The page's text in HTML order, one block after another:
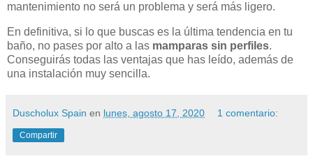
mantenimiento no será un problema y será más ligero.
En definitiva, si lo que buscas es la última tendencia en tu
baño, no pases por alto a las mamparas sin perfiles.
Conseguirás todas las ventajas que has leído, además de
una instalación muy sencilla.
Duscholux Spain en lunes, agosto 17, 2020 1 comentario:
Compartir